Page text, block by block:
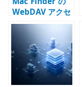
WebDAV アクセ
スが遅い理由 –
Nextcloud は同
期と WebDAV を
分けて考える